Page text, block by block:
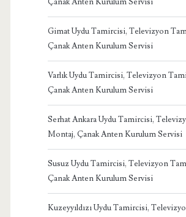
Çanak Anten Kurulum Servisi
Gimat Uydu Tamircisi, Televizyon
Çanak Anten Kurulum Servisi
Varlık Uydu Tamircisi, Televizyon
Çanak Anten Kurulum Servisi
Serhat Ankara Uydu Tamircisi,
Montaj, Çanak Anten Kurulum Servisi
Susuz Uydu Tamircisi, Televizyon
Çanak Anten Kurulum Servisi
Kuzeyyıldızı Uydu Tamircisi,